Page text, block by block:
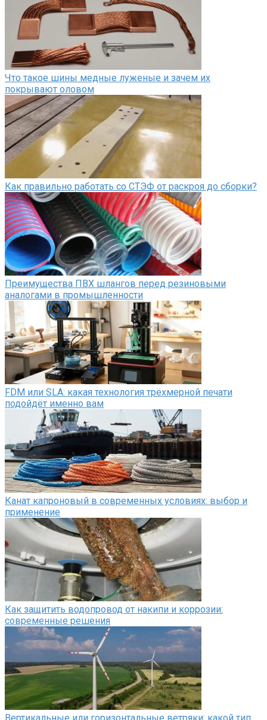
Что такое шины медные луженые и зачем их
покрывают оловом
Как правильно работать со СТЭФ от раскроя до сборки?
Преимущества ПВХ шлангов перед резиновыми
аналогами в промышленности
FDM или SLA: какая технология трёхмерной печати
подойдёт именно вам
Канат капроновый в современных условиях: выбор и
применение
Как защитить водопровод от накипи и коррозии:
современные решения
Вертикальные или горизонтальные ветряки: какой тип